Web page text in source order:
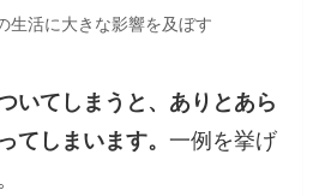
生活に大きな影響を及ぼす
いてしまうと、ありとあら
てしまいます。一例を挙げ